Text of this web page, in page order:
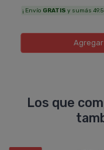
¡ Envío GRATIS y sumás
Agregar
Los que